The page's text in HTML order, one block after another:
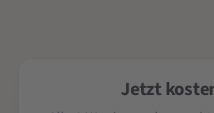
Jetzt